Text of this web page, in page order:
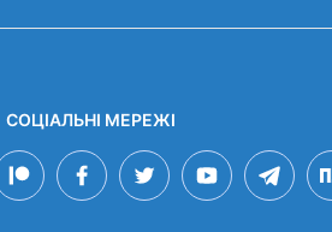
СОЦІАЛЬНІ МЕРЕЖІ